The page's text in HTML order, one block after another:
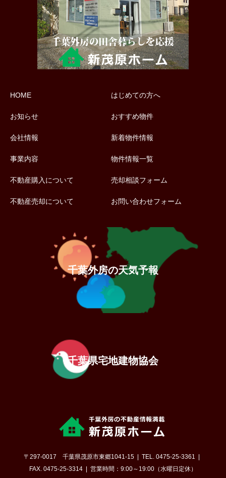
HOME
お知らせ
会社情報
事業内容
不動産購入について
不動産売却について
はじめての方へ
おすすめ物件
新着物件情報
物件情報一覧
売却相談フォーム
お問い合わせフォーム
千葉外房の天気予報
千葉県宅地建物協会
〒297-0017 千葉県茂原市東郷1041-15
TEL. 0475-25-3361
FAX. 0475-25-3314
営業時間：9:00～19:00（水曜日定休）